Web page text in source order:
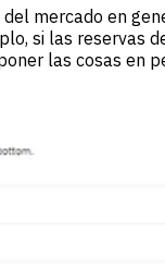
mercado en
si las reservas
las cosas en